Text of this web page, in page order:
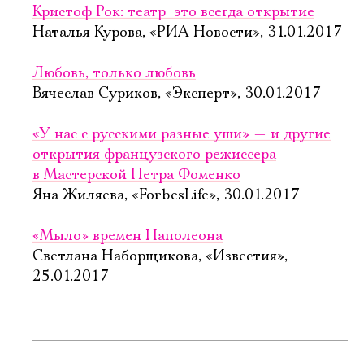
Кристоф Рок: театр  это всегда открытие
Наталья Курова, «РИА Новости», 31.01.2017
Любовь, только любовь
Вячеслав Суриков, «Эксперт», 30.01.2017
«У нас с русскими разные уши» — и другие
открытия французского режиссера
в Мастерской Петра Фоменко
Яна Жиляева, «ForbesLife», 30.01.2017
«Мыло» времен Наполеона
Светлана Наборщикова, «Известия»,
25.01.2017